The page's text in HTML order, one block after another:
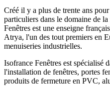
Créé il y a plus de trente ans
particuliers dans le domaine de
Fenêtres est une enseigne
Atrya, l'un des tout premiers en
menuiseries industrielles.
Isofrance Fenêtres est spécialisé
l'installation de fenêtres, portes
produits de fermeture en PVC,